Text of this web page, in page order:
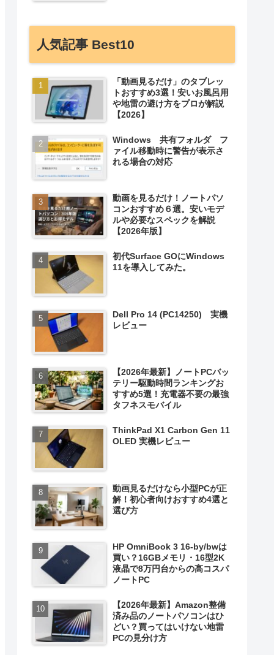
人気記事 Best10
「動画見るだけ」のタブレッ
トおすすめ3選！安いお風呂用
や地雷の避け方をプロが解説
【2026】
Windows 共有フォルダ フ
ァイル移動時に警告が表示さ
れる場合の対応
動画を見るだけ！ノートパソ
コンおすすめ６選。安いモデ
ルや必要なスペックを解説
【2026年版】
初代Surface GOにWindows
11を導入してみた。
Dell Pro 14 (PC14250) 実機
レビュー
【2026年最新】ノートPCバッ
テリー駆動時間ランキングお
すすめ5選！充電器不要の最強
タフネスモバイル
ThinkPad X1 Carbon Gen 11
OLED 実機レビュー
動画見るだけなら小型PCが正
解！初心者向けおすすめ4選と
選び方
HP OmniBook 3 16-by/bwは
買い？16GBメモリ・16型2K
液晶で8万円台からの高コスパ
ノートPC
【2026年最新】Amazon整備
済み品のノートパソコンはひ
どい？買ってはいけない地雷
PCの見分け方